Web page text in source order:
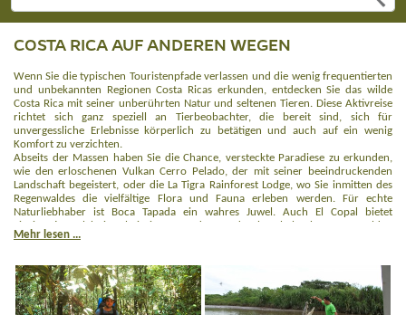
COSTA RICA AUF ANDEREN WEGEN
Wenn Sie die typischen Touristenpfade verlassen und die wenig frequentierten
und unbekannten Regionen Costa Ricas erkunden, entdecken Sie das wilde
Costa Rica mit seiner unberührten Natur und seltenen Tieren. Diese Aktivreise
richtet sich ganz speziell an Tierbeobachter, die bereit sind, sich für
unvergessliche Erlebnisse körperlich zu betätigen und auch auf ein wenig
Komfort zu verzichten.
Abseits der Massen haben Sie die Chance, versteckte Paradiese zu erkunden,
wie den erloschenen Vulkan Cerro Pelado, der mit seiner beeindruckenden
Landschaft begeistert, oder die La Tigra Rainforest Lodge, wo Sie inmitten des
Regenwaldes die vielfältige Flora und Fauna erleben werden. Für echte
Naturliebhaber ist Boca Tapada ein wahres Juwel. Auch El Copal bietet
Für Abenteuersuchende ist der Cerro de la Muerte ein Ort mit
Nationalpark nicht fehlen – eines der biologisch vielfältigsten Gebiete der Welt.
Freuen Sie sich auf Kapuzineraffen, Faultiere, gelbe Greifschwanzlanzenotter,
seltene Soldaten-Aras, Tapire, Spitzkrokodile und viele weitere beeindruckende
Tierarten.
Mehr lesen ...